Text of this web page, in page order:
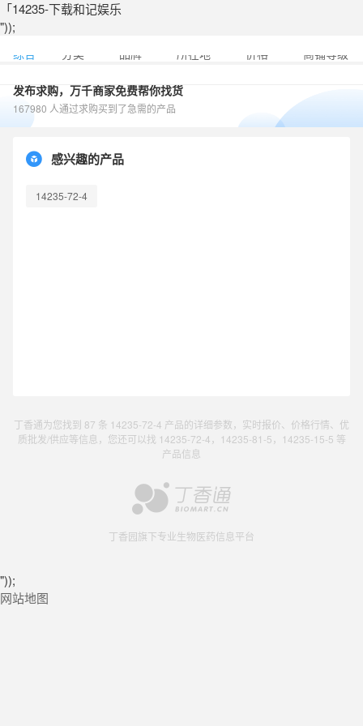
「14235-下载和记娱乐
"));
综合 分类 品牌 所在地 价格 商铺等级
发布求购，万千商家免费帮你找货
167980 人通过求购买到了急需的产品
感兴趣的产品
14235-72-4
丁香通为您找到 87 条 14235-72-4 产品的详细参数，实时报价、价格行情、优
质批发/供应等信息，您还可以找 14235-72-4，14235-81-5，14235-15-5 等
产品信息
丁香园旗下专业生物医药信息平台
"));
网站地图